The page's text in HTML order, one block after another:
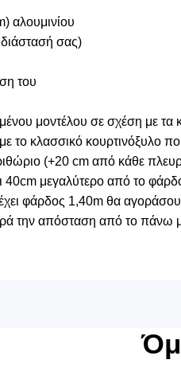
αλουμινίου
σας)
του
μοντέλου σε σχέση με τα
το κλασσικό κουρτινόξυλο
(+20 cm από κάθε
40cm μεγαλύτερο από το
φάρδος 1,40m θα
την απόσταση από το πάνω